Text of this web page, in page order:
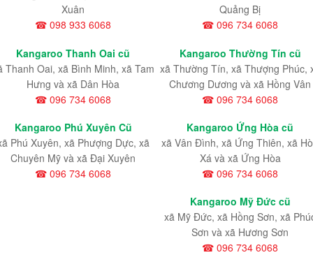
Xuân
☎ 098 933 6068
Quảng Bị
☎ 096 734 6068
Kangaroo Thanh Oai cũ
Thanh Oai, xã Bình Minh, xã Tam
Hưng và xã Dân Hòa
☎ 096 734 6068
Kangaroo Thường Tín cũ
xã Thường Tín, xã Thượng Phúc,
Chương Dương và xã Hồng Vân
☎ 096 734 6068
Kangaroo Phú Xuyên Cũ
Phú Xuyên, xã Phượng Dực, xã
Chuyên Mỹ và xã Đại Xuyên
☎ 096 734 6068
Kangaroo Ứng Hòa cũ
xã Vân Đình, xã Ứng Thiên, xã
Xá và xã Ứng Hòa
☎ 096 734 6068
Kangaroo Mỹ Đức cũ
xã Mỹ Đức, xã Hồng Sơn, xã
Sơn và xã Hương Sơn
☎ 096 734 6068